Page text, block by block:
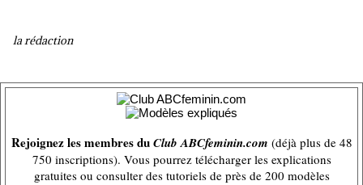
la rédaction
Rejoignez les membres duClub ABCfeminin.com (déjà plus de 48
750 inscriptions). Vous pourrez télécharger les explications
gratuites ou consulter des tutoriels de près de 200 modèles